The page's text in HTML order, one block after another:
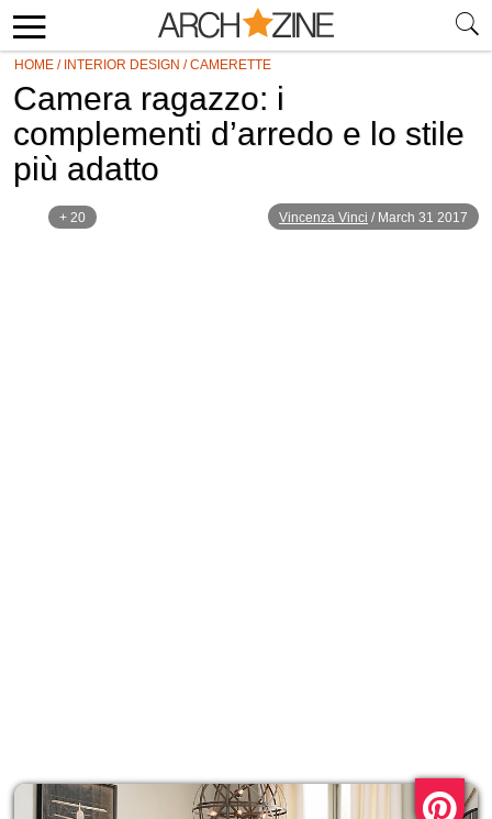
HOME / INTERIOR DESIGN /CAMERETTE
Camera ragazzo: i
complementi d’arredo e lo stile
più adatto
+ 20 Vincenza Vinci / March 31 2017